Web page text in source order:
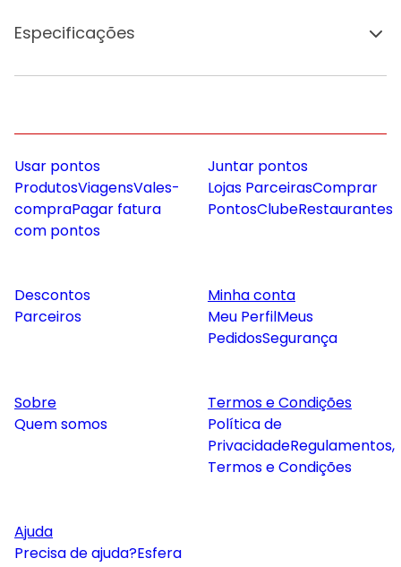
Especificações
Usar pontos
ProdutosViagensVales-
compraPagar fatura
com pontos
Juntar pontos
Lojas ParceirasComprar
PontosClubeRestaurantes
Descontos
Parceiros
Minha conta
Meu PerfilMeus
PedidosSegurança
Sobre
Quem somos
Termos e Condições
Política de
PrivacidadeRegulamentos,
Termos e Condições
Ajuda
Precisa de ajuda?Esfera